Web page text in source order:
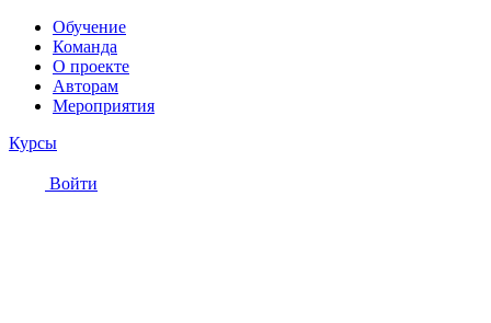
Обучение
Команда
О проекте
Авторам
Мероприятия
Курсы
Войти